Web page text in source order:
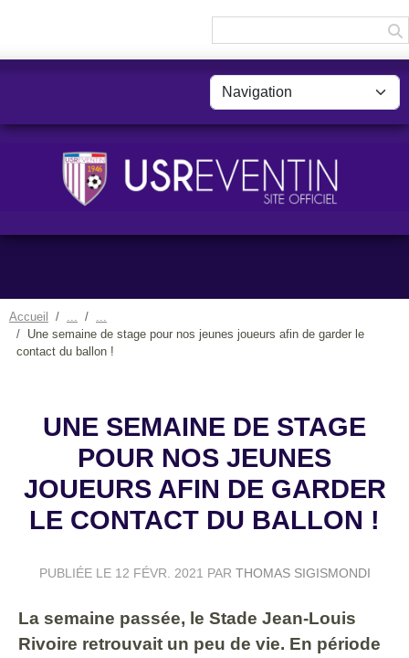
Accueil
Une semaine de stage pour nos jeunes joueurs afin de garder le
contact du ballon !
UNE SEMAINE DE STAGE
POUR NOS JEUNES
JOUEURS AFIN DE GARDER
LE CONTACT DU BALLON !
PUBLIÉE LE 12 FÉVR. 2021 PAR THOMAS SIGISMONDI
La semaine passée, le Stade Jean-Louis
Rivoire retrouvait un peu de vie. En période